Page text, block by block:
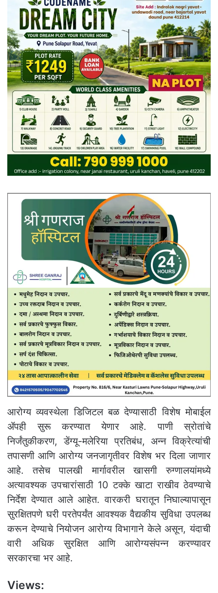
आरोग्य व्यवस्थेला डिजिटल बळ देण्यासाठी विशेष मोबाईल
ॲपही सुरू करण्यात येणार आहे. पाणी स्रोतांचे
निर्जंतुकीकरण, डेंग्यू-मलेरिया प्रतिबंध, अन्न विक्रेत्यांची
तपासणी आणि आरोग्य जनजागृतीवर विशेष भर दिला जाणार
आहे. तसेच पालखी मार्गावरील खासगी रुग्णालयांमध्ये
अत्यावश्यक उपचारांसाठी 10 टक्के खाटा राखीव ठेवण्याचे
निर्देश देण्यात आले आहेत. वारकरी घरातून निघाल्यापासून
सुरक्षितपणे घरी परतेपर्यंत आवश्यक वैद्यकीय सुविधा उपलब्ध
करून देण्याचे नियोजन आरोग्य विभागाने केले असून, यंदाची
वारी अधिक सुरक्षित आणि आरोग्यसंपन्न करण्यावर
सरकारचा भर आहे.
Views: